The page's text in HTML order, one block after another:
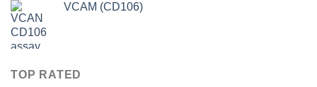
VCAM (CD106)
TOP RATED